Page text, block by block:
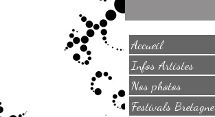
Accueil
Infos Artistes
Nos photos
Festivals Bretagne